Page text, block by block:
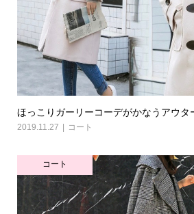
ほっこりガーリーコーデがかなうアウ
2019.11.27 コート
コート